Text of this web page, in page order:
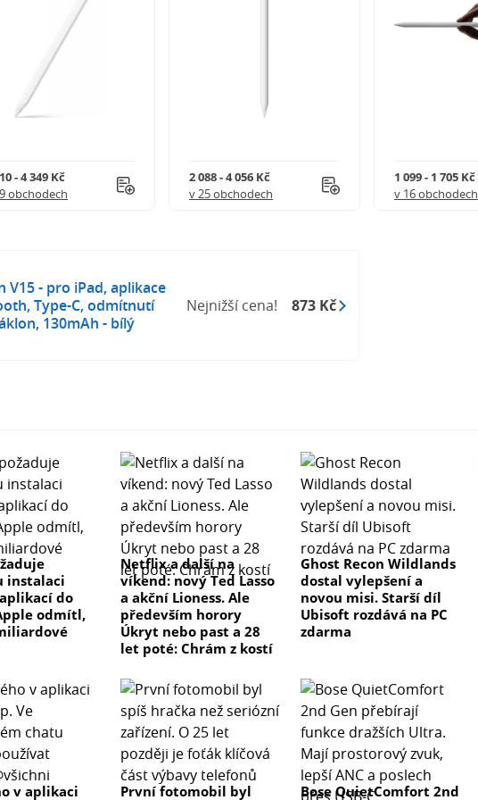
kompatibilní s modely iPad 2024: iPad Air 11, iPad
Mini! U modelů z roku 2024 funguje pouze
- 4 349 Kč
obchodech
2 088 - 4 056 Kč
v 25 obchodech
1 099 - 1 705 Kč
v 16 obchodech
V15 - pro iPad, aplikace
Type-C, odmítnutí
130mAh - bílý
Nejnižší cena! 873 Kč
instalaci
do
odmítl,
Netflix a další na
víkend: nový Ted Lasso
a akční Lioness. Ale
především horory
Úkryt nebo past a 28
let poté: Chrám z kostí
Ghost Recon Wildlands
dostal vylepšení a
novou misi. Starší díl
Ubisoft rozdává na PC
zdarma
v aplikaci
První fotomobil byl
Bose QuietComfort 2nd